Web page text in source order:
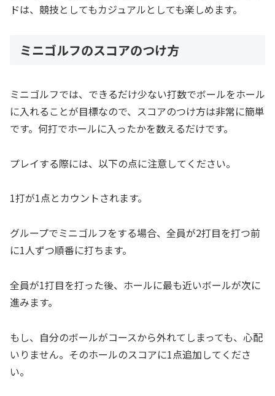
ドは、競技としてもカジュアルとしても楽しめます。
ミニゴルフのスコアのつけ方
ミニゴルフでは、できるだけ少ない打数でボールをホール
に入れることが目標なので、スコアのつけ方は非常に簡単
です。何打でホールに入ったかを数えるだけです。
プレイする際には、以下の点に注意してください。
1打が1点とカウントされます。
グループでミニゴルフをする場合、全員が2打目を打つ前
に1人ずつ順番に打ちます。
全員が1打目を打った後、ホールに最も近いボールが次に
進みます。
もし、自分のボールがコースから外れてしまっても、心配
いりません。そのホールのスコアに1点追加してくださ
い。